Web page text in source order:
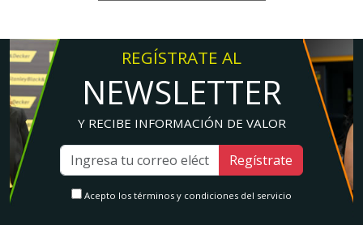
REGÍSTRATE AL
NEWSLETTER
Y RECIBE INFORMACIÓN DE VALOR
Regístrate
Acepto los términos y condiciones del servicio